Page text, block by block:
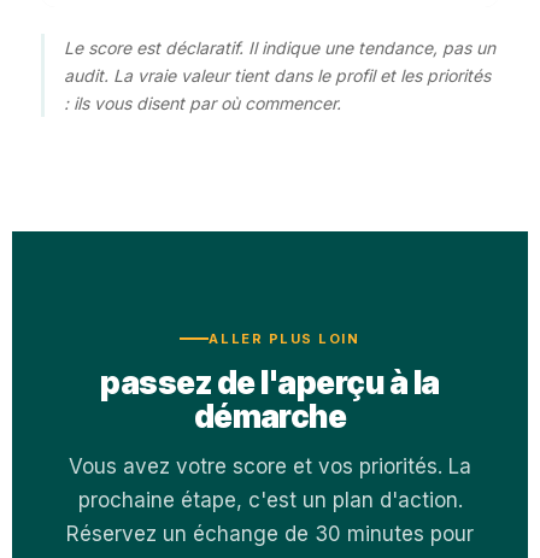
Le score est déclaratif. Il indique une tendance, pas un
audit. La vraie valeur tient dans le profil et les priorités
: ils vous disent par où commencer.
ALLER PLUS LOIN
passez de l'aperçu à la
démarche
Vous avez votre score et vos priorités. La
prochaine étape, c'est un plan d'action.
Réservez un échange de 30 minutes pour